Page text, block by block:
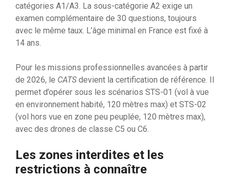
catégories A1/A3. La sous-catégorie A2 exige un
examen complémentaire de 30 questions, toujours
avec le même taux. L’âge minimal en France est fixé à
14 ans.
Pour les missions professionnelles avancées à partir
de 2026, le CATS devient la certification de référence. Il
permet d’opérer sous les scénarios STS-01 (vol à vue
en environnement habité, 120 mètres max) et STS-02
(vol hors vue en zone peu peuplée, 120 mètres max),
avec des drones de classe C5 ou C6.
Les zones interdites et les
restrictions à connaître